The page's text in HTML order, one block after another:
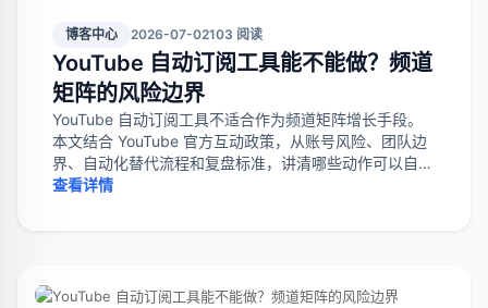
博客中心 2026-07-02103 阅读
YouTube 自动订阅工具能不能做？频道
矩阵的风险边界
YouTube 自动订阅工具不适合作为频道矩阵增长手段。
本文结合 YouTube 官方互动政策，从账号风险、团队边
界、自动化替代流程和复盘标准，讲清哪些动作可以自动
化，哪些动作应停止。
查看详情